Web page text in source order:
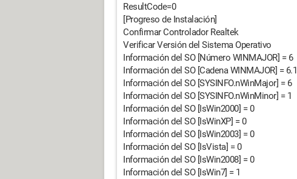
ResultCode=0
[Progreso de Instalación]
Confirmar Controlador Realtek
Verificar Versión del Sistema Operativo
Información del SO [Número WINMAJOR] = 6
Información del SO [Cadena WINMAJOR] = 6.1
Información del SO [SYSINFO.nWinMajor] = 6
Información del SO [SYSINFO.nWinMinor] = 1
Información del SO [IsWin2000] = 0
Información del SO [IsWinXP] = 0
Información del SO [IsWin2003] = 0
Información del SO [IsVista] = 0
Información del SO [IsWin2008] = 0
Información del SO [IsWin7] = 1